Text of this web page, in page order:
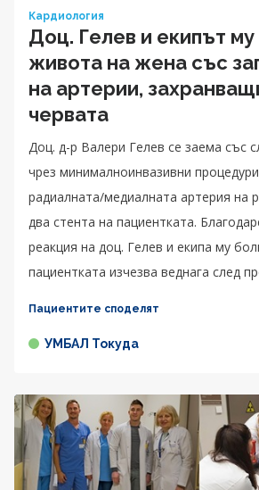
Кардиология
Доц. Гелев и екипът му
живота на жена със
на артерии,
червата
Доц. д-р Валери Гелев се заема със
чрез минималноинвазивни
радиалната/медиалната артерия на
два стента на пациентката.
реакция на доц. Гелев и екипа му
пациентката изчезва веднага след
Пациентите споделят
УМБАЛ Токуда